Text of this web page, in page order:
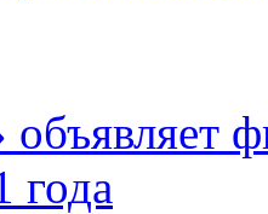
года